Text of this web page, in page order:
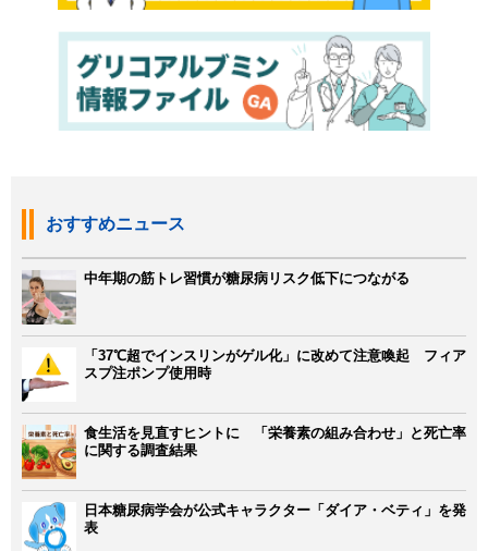
おすすめニュース
中年期の筋トレ習慣が糖尿病リスク低下につながる
「37℃超でインスリンがゲル化」に改めて注意喚起 フィア
スプ注ポンプ使用時
食生活を見直すヒントに 「栄養素の組み合わせ」と死亡率
に関する調査結果
日本糖尿病学会が公式キャラクター「ダイア・ベティ」を発
表